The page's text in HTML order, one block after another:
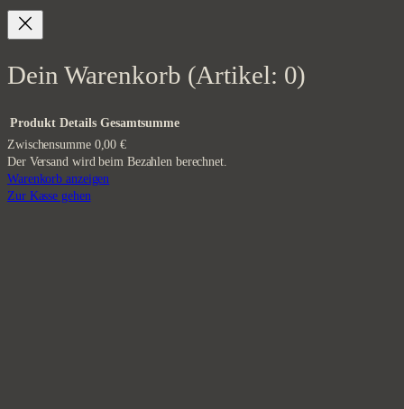
Dein Warenkorb (Artikel: 0)
Produkte
im
Produkt Details Gesamtsumme
Zwischensumme 0,00 €
Der Versand wird beim Bezahlen berechnet.
Warenkorb anzeigen
Zur Kasse gehen